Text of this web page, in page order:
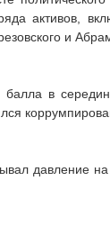
активов,
и
балла в
давление